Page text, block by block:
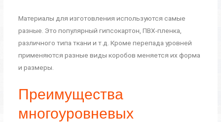
Материалы для изготовления используются самые
разные. Это популярный гипсокартон, ПВХ-пленка,
различного типа ткани и т.д. Кроме перепада уровней
применяются разные виды коробов меняется их форма
и размеры.
Преимущества
многоуровневых